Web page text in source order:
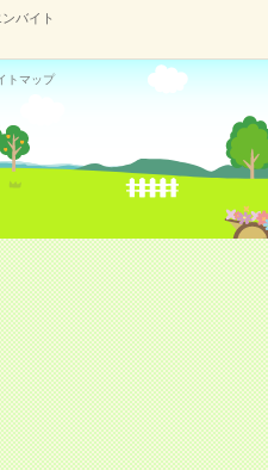
バイト
トマップ